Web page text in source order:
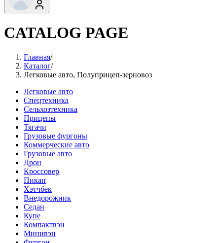
CATALOG PAGE
Главная/
Каталог/
Легковые авто, Полуприцеп-зерновоз
Легковые авто
Спецтехника
Сельхозтехника
Прицепы
Тягачи
Грузовые фургоны
Коммерческие авто
Грузовые авто
Дрон
Кроссовер
Пикап
Хэтчбек
Внедорожник
Седан
Купе
Компактвэн
Минивэн